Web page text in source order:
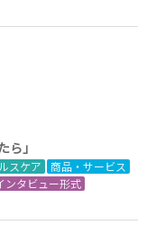
ら」
スケア
商品・サービス
ンタビュー形式